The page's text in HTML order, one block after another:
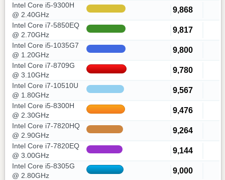
Intel Core i5-9300H
@ 2.40GHz
9,868
Intel Core i7-5850EQ
@ 2.70GHz
9,817
Intel Core i5-1035G7
@ 1.20GHz
9,800
Intel Core i7-8709G
@ 3.10GHz
9,780
Intel Core i7-10510U
@ 1.80GHz
9,567
Intel Core i5-8300H
@ 2.30GHz
9,476
Intel Core i7-7820HQ
@ 2.90GHz
9,264
Intel Core i7-7820EQ
@ 3.00GHz
9,144
Intel Core i5-8305G
@ 2.80GHz
9,000